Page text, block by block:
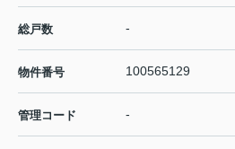
総戸数 -
物件番号 100565129
管理コード -